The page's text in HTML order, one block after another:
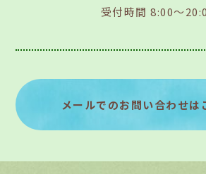
受付時間 8:00～
メールでのお問い合わせは